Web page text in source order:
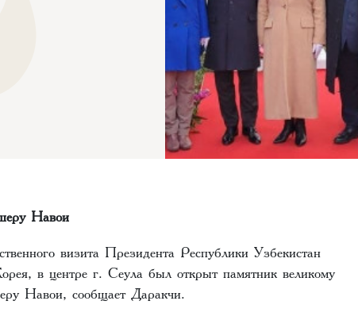
Навои
визита Президента Республики Узбекистан
в центре г. Сеула был открыт памятник великому
Навои, сообщает Даракчи.